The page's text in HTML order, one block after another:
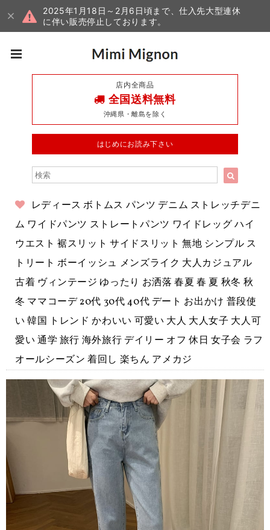
2025年1月18日～2月6日頃まで、仕入先大型連休
に伴い販売停止しております。
店内全商品
全国送料無料
沖縄県・離島を除く
はじめにお読み下さい
レディース ボトムス パンツ デニム ストレッチデニ
ム ワイドパンツ ストレートパンツ ワイドレッグ ハイ
ウエスト 裾スリット サイドスリット 無地 シンプル ス
トリート ボーイッシュ メンズライク 大人カジュアル
古着 ヴィンテージ ゆったり お洒落 春夏 春 夏 秋冬 秋
冬 ママコーデ 20代 30代 40代 デート お出かけ 普段使
い 韓国 トレンド かわいい 可愛い 大人 大人女子 大人可
愛い 通学 旅行 海外旅行 デイリー オフ 休日 女子会 ラフ
オールシーズン 着回し 楽ちん アメカジ